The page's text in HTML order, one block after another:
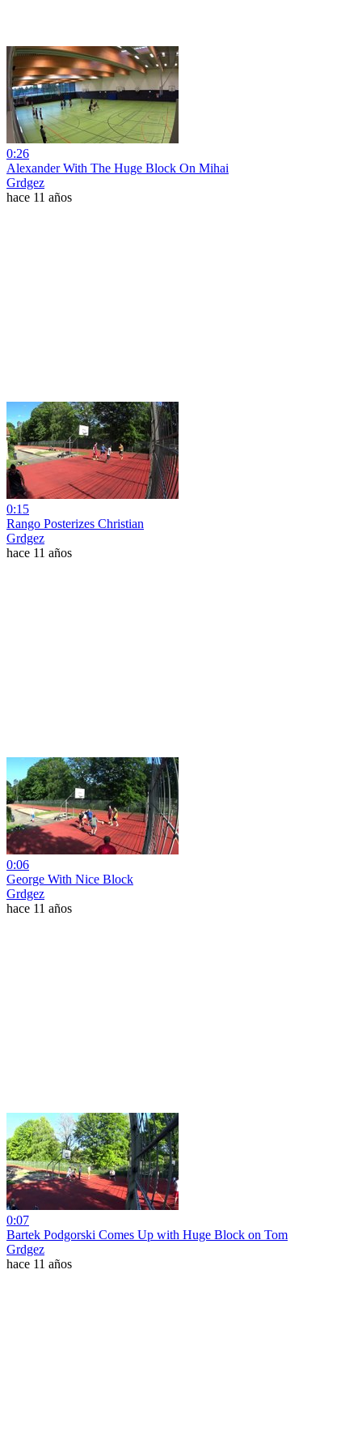
0:26
Alexander With The Huge Block On Mihai
Grdgez
hace 11 años
0:15
Rango Posterizes Christian
Grdgez
hace 11 años
0:06
George With Nice Block
Grdgez
hace 11 años
0:07
Bartek Podgorski Comes Up with Huge Block on Tom
Grdgez
hace 11 años